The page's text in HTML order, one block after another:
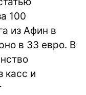
100
из Афин в
в 33 евро. В
касс и